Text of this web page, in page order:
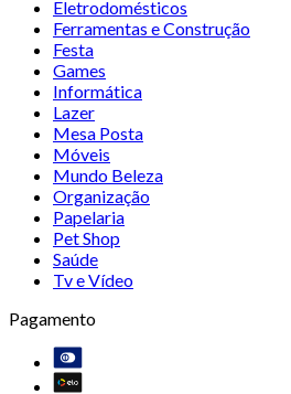
Eletrodomésticos
Ferramentas e Construção
Festa
Games
Informática
Lazer
Mesa Posta
Móveis
Mundo Beleza
Organização
Papelaria
Pet Shop
Saúde
Tv e Vídeo
Pagamento